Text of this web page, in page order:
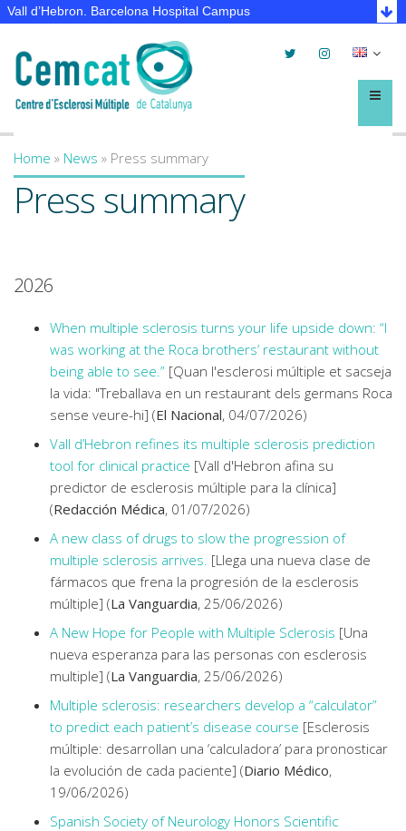
Vall d’Hebron. Barcelona Hospital Campus
TwitterInstagram
Menú
You are here
Home » News » Press summary
Press summary
2026
When multiple sclerosis turns your life upside down: “I
was working at the Roca brothers’ restaurant without
being able to see.” [Quan l'esclerosi múltiple et sacseja
la vida: "Treballava en un restaurant dels germans Roca
sense veure-hi] (El Nacional, 04/07/2026)
Vall d’Hebron refines its multiple sclerosis prediction
tool for clinical practice [Vall d'Hebron afina su
predictor de esclerosis múltiple para la clínica]
(Redacción Médica, 01/07/2026)
A new class of drugs to slow the progression of
multiple sclerosis arrives. [Llega una nueva clase de
fármacos que frena la progresión de la esclerosis
múltiple] (La Vanguardia, 25/06/2026)
A New Hope for People with Multiple Sclerosis [Una
nueva esperanza para las personas con esclerosis
multiple] (La Vanguardia, 25/06/2026)
Multiple sclerosis: researchers develop a “calculator”
to predict each patient’s disease course [Esclerosis
múltiple: desarrollan una ‘calculadora’ para pronosticar
la evolución de cada paciente] (Diario Médico,
19/06/2026)
Spanish Society of Neurology Honors Scientific